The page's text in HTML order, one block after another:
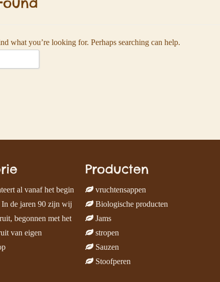
what you’re looking for. Perhaps searching can help.
al vanaf het begin
de jaren 90 zijn wij
begonnen met het
van eigen
Producten
vruchtensappen
Biologische producten
Jams
stropen
Sauzen
Stoofperen